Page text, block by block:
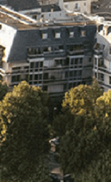
colonnes
les colonnes affichées
on partage
AVF
des réseaux sociaux